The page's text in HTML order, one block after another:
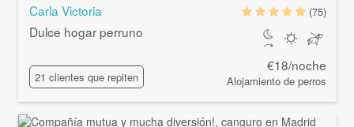
Carla Victoria
Dulce hogar perruno
21 clientes que repiten
(75)
€18/noche
Alojamiento de perros